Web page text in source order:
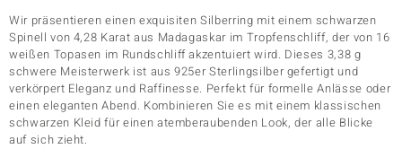
Classics
Wir präsentieren einen exquisiten Silberring mit einem schwarzen
Spinell von 4,28 Karat aus Madagaskar im Tropfenschliff, der von 16
weißen Topasen im Rundschliff akzentuiert wird. Dieses 3,38 g
schwere Meisterwerk ist aus 925er Sterlingsilber gefertigt und
verkörpert Eleganz und Raffinesse. Perfekt für formelle Anlässe oder
einen eleganten Abend. Kombinieren Sie es mit einem klassischen
schwarzen Kleid für einen atemberaubenden Look, der alle Blicke
auf sich zieht.